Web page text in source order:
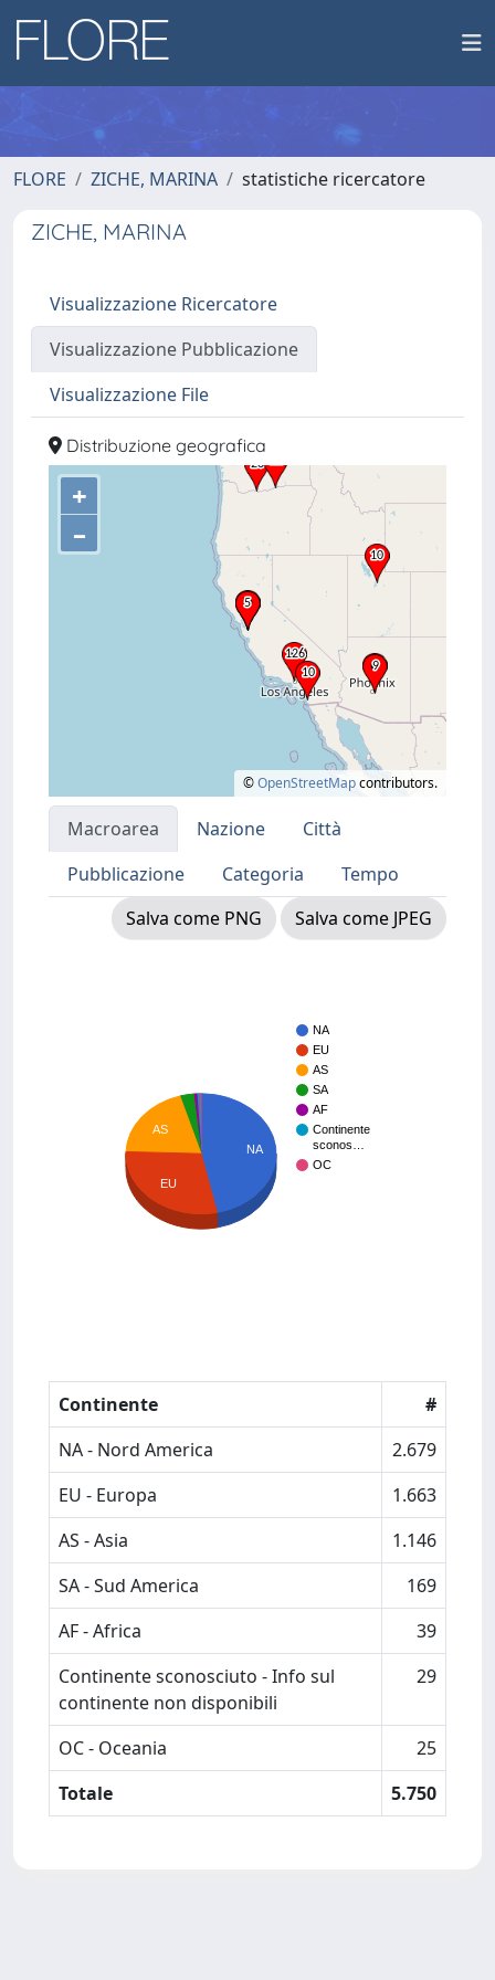
FLORE ZICHE, MARINA statistiche ricercatore
ZICHE, MARINA
Visualizzazione Ricercatore
Visualizzazione Pubblicazione
Visualizzazione File
Distribuzione geografica
+
–
©OpenStreetMapcontributors.
Macroarea Nazione
Città
Pubblicazione
Categoria
Tempo
Salva come PNG
Salva come JPEG
NA
EU
AS
SA
AF
Continente
sconos…
OC
NA
AS
EU
Continente
#
NA - Nord America
2.679
EU - Europa
1.663
AS - Asia
1.146
SA - Sud America
169
AF - Africa
39
Continente sconosciuto - Info sul
continente non disponibili
29
OC - Oceania
25
Totale
5.750